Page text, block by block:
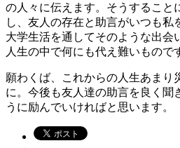
の人々に伝えます。そうすること
し、友人の存在と助言がいつも私
大学生活を通してそのような出会
人生の中で何にも代え難いもので
願わくば、これからの人生あまり
に。今後も友人達の助言を良く聞
うに励んでいければと思います。